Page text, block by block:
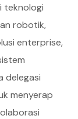
teknologi
robotik,
enterprise,
delegasi
menyerap